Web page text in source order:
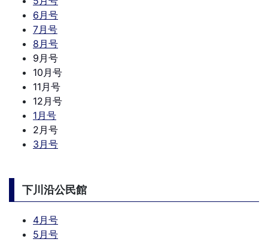
6月号
7月号
8月号
9月号
10月号
11月号
12月号
1月号
2月号
3月号
下川沿公民館
4月号
5月号